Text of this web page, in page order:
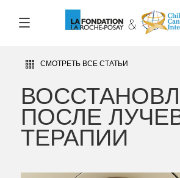
СМОТРЕТЬ ВСЕ СТАТЬИ
ПОСЛЕ
ТЕРАПИИ